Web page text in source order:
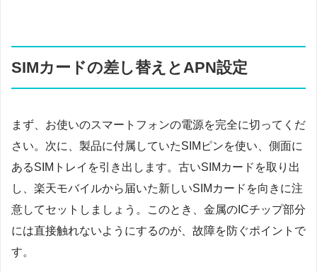
SIMカードの差し替えとAPN設定
まず、お使いのスマートフォンの電源を完全に切ってくだ
さい。次に、製品に付属していたSIMピンを使い、側面に
あるSIMトレイを引き出します。古いSIMカードを取り出
し、楽天モバイルから届いた新しいSIMカードを向きに注
意してセットしましょう。このとき、金属のICチップ部分
には直接触れないようにするのが、故障を防ぐポイントで
す。